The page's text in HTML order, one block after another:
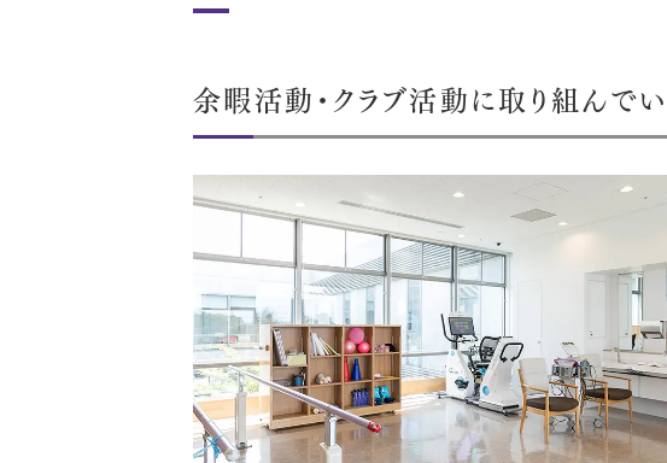
余暇活動・クラブ活動に取り組んで